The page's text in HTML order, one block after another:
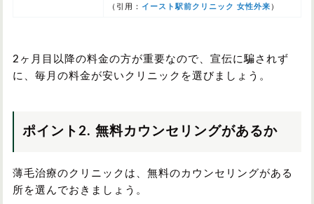
（引用： イースト駅前クリニック 女性外来 ）
2ヶ月目以降の料金の方が重要なので、宣伝に騙されず
に、毎月の料金が安いクリニックを選びましょう。
ポイント2. 無料カウンセリングがあるか
薄毛治療のクリニックは、無料のカウンセリングがある
所を選んでおきましょう。